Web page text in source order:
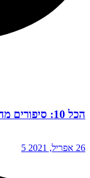
הכל 10: סיפורים מהחיים בלי מתכונים
26 אפריל, 2021 5